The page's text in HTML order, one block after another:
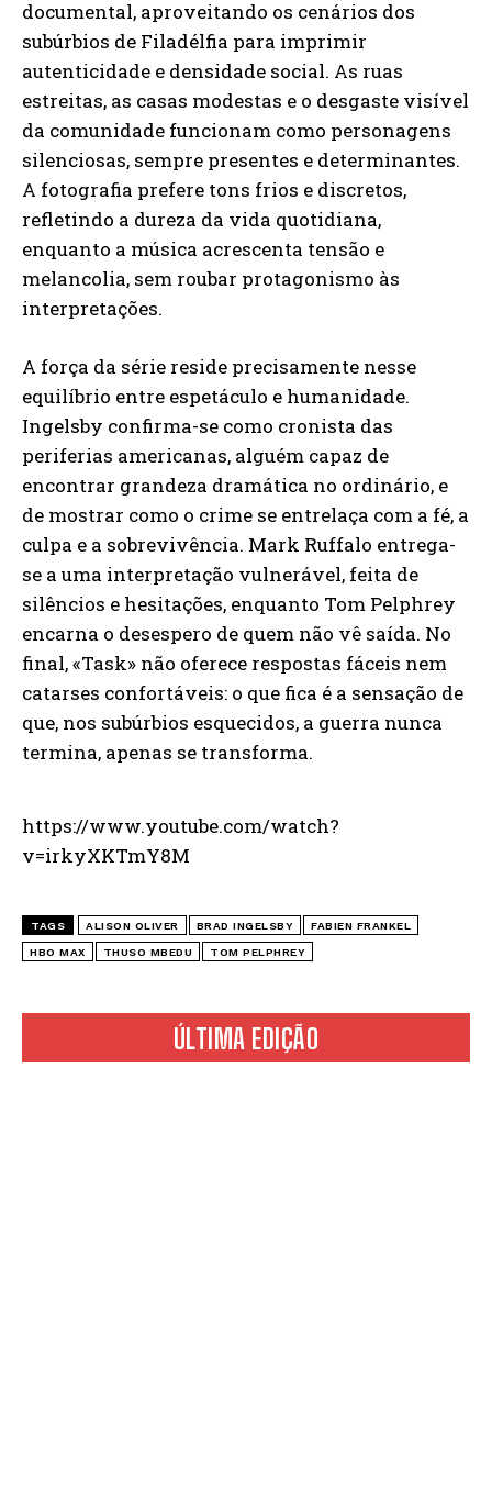
ÚLTIMA EDIÇÃO
documental, aproveitando os cenários dos
subúrbios de Filadélfia para imprimir
autenticidade e densidade social. As ruas
estreitas, as casas modestas e o desgaste visível
da comunidade funcionam como personagens
silenciosas, sempre presentes e determinantes.
A fotografia prefere tons frios e discretos,
refletindo a dureza da vida quotidiana,
enquanto a música acrescenta tensão e
melancolia, sem roubar protagonismo às
interpretações.
A força da série reside precisamente nesse
equilíbrio entre espetáculo e humanidade.
Ingelsby confirma-se como cronista das
periferias americanas, alguém capaz de
encontrar grandeza dramática no ordinário, e
de mostrar como o crime se entrelaça com a fé, a
culpa e a sobrevivência. Mark Ruffalo entrega-
se a uma interpretação vulnerável, feita de
silêncios e hesitações, enquanto Tom Pelphrey
encarna o desespero de quem não vê saída. No
final, «Task» não oferece respostas fáceis nem
catarses confortáveis: o que fica é a sensação de
que, nos subúrbios esquecidos, a guerra nunca
termina, apenas se transforma.
https://www.youtube.com/watch?
v=irkyXKTmY8M
TAGS ALISON OLIVER BRAD INGELSBY FABIEN FRANKEL
HBO MAX THUSO MBEDU TOM PELPHREY